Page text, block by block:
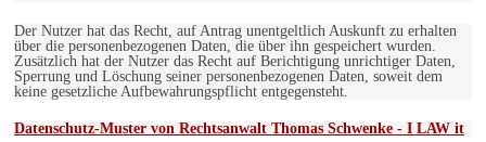
Der Nutzer hat das Recht, auf Antrag unentgeltlich Auskunft zu erhalten
über die personenbezogenen Daten, die über ihn gespeichert wurden.
Zusätzlich hat der Nutzer das Recht auf Berichtigung unrichtiger Daten,
Sperrung und Löschung seiner personenbezogenen Daten, soweit dem
keine gesetzliche Aufbewahrungspflicht entgegensteht.
Datenschutz-Muster von Rechtsanwalt Thomas Schwenke - I LAW it